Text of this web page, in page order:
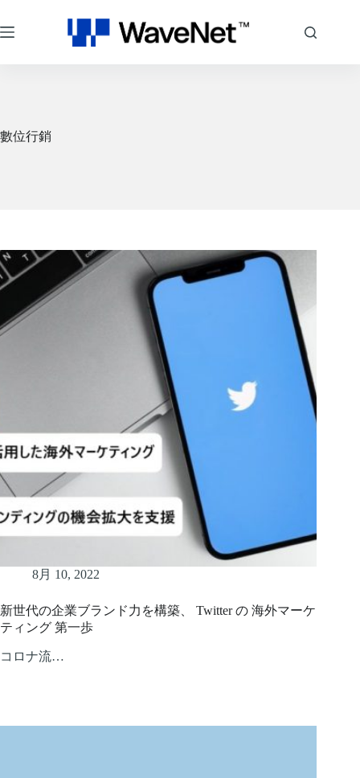
ン
テ
ッ
數位行銷
8月 10, 2022
新世代の企業ブランド力を構築、 Twitter の 海外マーケ
ティング 第一歩
コロナ流…